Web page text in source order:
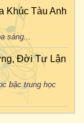
Khúc Tàu Anh
sáng...
Đời Tư Lận
bậc trung học